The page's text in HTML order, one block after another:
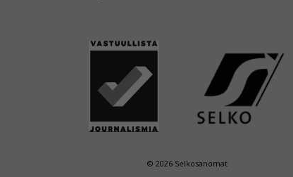
© 2026 Selkosanomat